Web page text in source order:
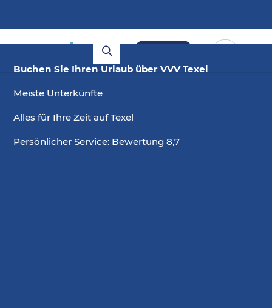
Buchen Sie Ihren Urlaub über VVV Texel
Meiste Unterkünfte
Alles für Ihre Zeit auf Texel
Persönlicher Service: Bewertung 8,7